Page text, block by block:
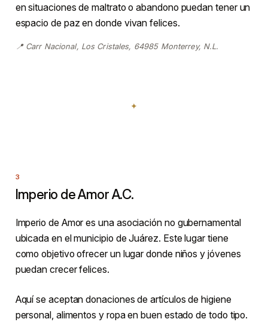
en situaciones de maltrato o abandono puedan tener un
espacio de paz en donde vivan felices.
📍 Carr Nacional, Los Cristales, 64985 Monterrey, N.L.
Imperio de Amor A.C.
Imperio de Amor es una asociación no gubernamental
ubicada en el municipio de Juárez. Este lugar tiene
como objetivo ofrecer un lugar donde niños y jóvenes
puedan crecer felices.
Aquí se aceptan donaciones de artículos de higiene
personal, alimentos y ropa en buen estado de todo tipo.